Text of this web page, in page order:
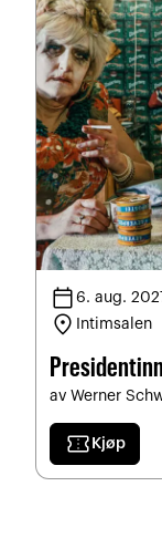
calendar_today6. aug.
location_on Intimsalen
av Werner
confirmation_number Kjøp